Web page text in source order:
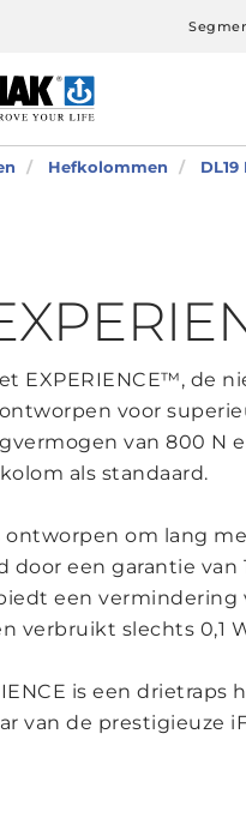
Hefkolommen DL19
EXPERIENCE™, de
voor
van 800 N
als standaard.
ontworpen om lang
een garantie van
een
verbruikt slechts 0,1
is een
van de prestigieuze